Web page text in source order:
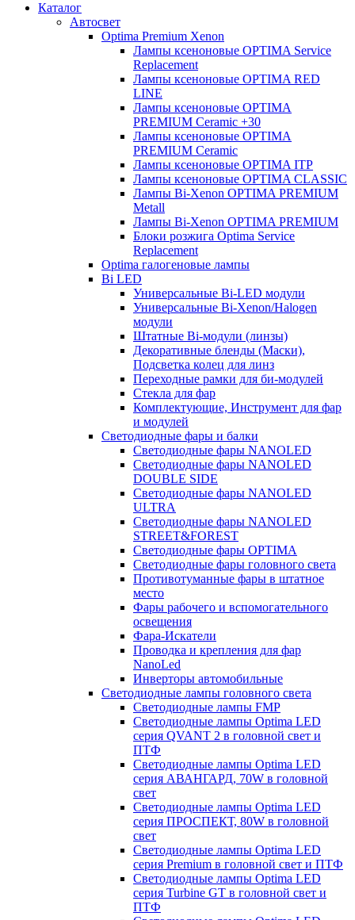
Каталог
Автосвет
Optima Premium Xenon
Лампы ксеноновые OPTIMA Service
Replacement
Лампы ксеноновые OPTIMA RED
LINE
Лампы ксеноновые OPTIMA
PREMIUM Ceramic +30
Лампы ксеноновые OPTIMA
PREMIUM Ceramic
Лампы ксеноновые OPTIMA ITP
Лампы ксеноновые OPTIMA CLASSIC
Лампы Bi-Xenon OPTIMA PREMIUM
Metall
Лампы Bi-Xenon OPTIMA PREMIUM
Блоки розжига Optima Service
Replacement
Optima галогеновые лампы
Bi LED
Универсальные Bi-LED модули
Универсальные Bi-Xenon/Halogen
модули
Штатные Bi-модули (линзы)
Декоративные бленды (Маски),
Подсветка колец для линз
Переходные рамки для би-модулей
Стекла для фар
Комплектующие, Инструмент для фар
и модулей
Светодиодные фары и балки
Светодиодные фары NANOLED
Светодиодные фары NANOLED
DOUBLE SIDE
Светодиодные фары NANOLED
ULTRA
Светодиодные фары NANOLED
STREET&FOREST
Светодиодные фары OPTIMA
Светодиодные фары головного света
Противотуманные фары в штатное
место
Фары рабочего и вспомогательного
освещения
Фара-Искатели
Проводка и крепления для фар
NanoLed
Инверторы автомобильные
Светодиодные лампы головного света
Светодиодные лампы FMP
Светодиодные лампы Optima LED
серия QVANT 2 в головной свет и
ПТФ
Светодиодные лампы Optima LED
серия АВАНГАРД, 70W в головной
свет
Светодиодные лампы Optima LED
серия ПРОСПЕКТ, 80W в головной
свет
Светодиодные лампы Optima LED
серия Premium в головной свет и ПТФ
Светодиодные лампы Optima LED
серия Turbine GT в головной свет и
ПТФ